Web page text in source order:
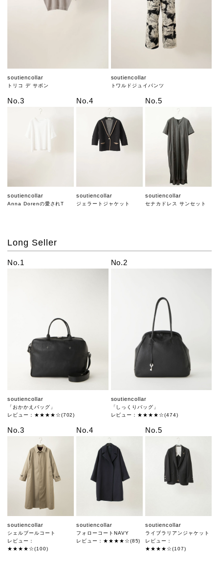
soutiencollar
トリコ デ サボン
soutiencollar
トワルドジュイパンツ
No.3
soutiencollar
Anna Dorenの愛されT
No.4
soutiencollar
ジェラートジャケット
No.5
soutiencollar
セナカドレス サンセット
Long Seller
No.1
soutiencollar
「おかかえバッグ」
レビュー：★★★★☆(702)
No.2
soutiencollar
「しっくりバッグ」
レビュー：★★★★☆(474)
No.3
soutiencollar
シェルブールコート
レビュー：
★★★★☆(100)
No.4
soutiencollar
フォローコートNAVY
レビュー：★★★★☆(85)
No.5
soutiencollar
ライブラリアンジャケット
レビュー：
★★★★☆(107)